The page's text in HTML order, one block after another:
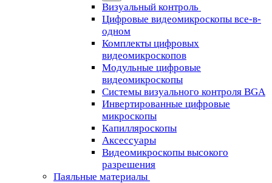
Визуальный контроль
Цифровые видеомикроскопы все-в-
одном
Комплекты цифровых
видеомикроскопов
Модульные цифровые
видеомикроскопы
Cистемы визуального контроля BGA
Инвертированные цифровые
микроскопы
Капилляроскопы
Аксессуары
Видеомикроскопы высокого
разрешения
Паяльные материалы